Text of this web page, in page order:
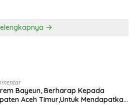
Bayeun, Berharap Kepada
Aceh Timur,Untuk Mendapatkan